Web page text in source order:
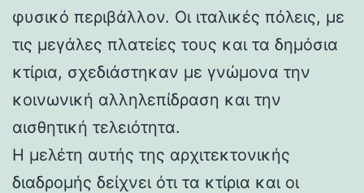
φυσικό περιβάλλον. Οι ιταλικές πόλεις, με
τις μεγάλες πλατείες τους και τα δημόσια
κτίρια, σχεδιάστηκαν με γνώμονα την
κοινωνική αλληλεπίδραση και την
αισθητική τελειότητα.
Η μελέτη αυτής της αρχιτεκτονικής
διαδρομής δείχνει ότι τα κτίρια και οι